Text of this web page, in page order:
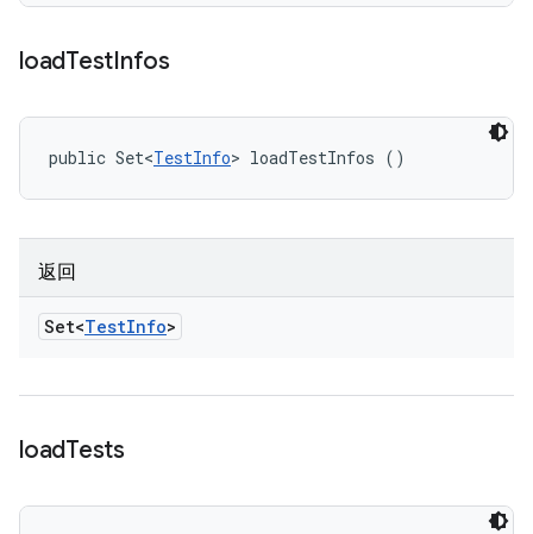
loadTestInfos
public Set<TestInfo> loadTestInfos ()
返回
Set<TestInfo>
loadTests